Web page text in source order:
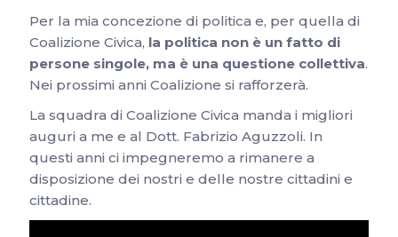
Per la mia concezione di politica e, per quella di
Coalizione Civica, la politica non è un fatto di
persone singole, ma è una questione collettiva.
Nei prossimi anni Coalizione si rafforzerà.
La squadra di Coalizione Civica manda i migliori
auguri a me e al Dott. Fabrizio Aguzzoli. In
questi anni ci impegneremo a rimanere a
disposizione dei nostri e delle nostre cittadini e
cittadine.